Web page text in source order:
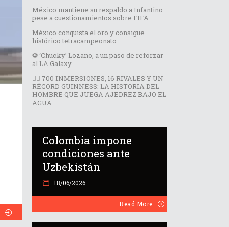
México mantiene su respaldo a Infantino
pese a cuestionamientos sobre FIFA
México conquista el oro y consigue
histórico tetracampeonato
⚽️ ‘Chucky’ Lozano, a un paso de reforzar
al LA Galaxy
🏊‍♂️ 700 INMERSIONES, 16 RIVALES Y UN
RÉCORD GUINNESS: LA HISTORIA DEL
HOMBRE QUE JUEGA AJEDREZ BAJO EL
AGUA
Colombia impone
condiciones ante
Uzbekistán
18/06/2026
Read More